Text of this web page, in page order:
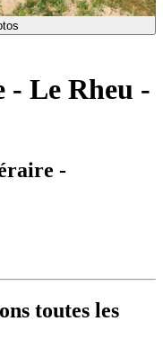
- Le Rheu -
-
toutes les